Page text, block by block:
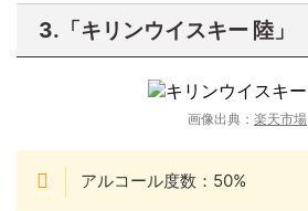
3.「キリンウイスキー 陸」
画像出典： 楽天市場
アルコール度数：50%